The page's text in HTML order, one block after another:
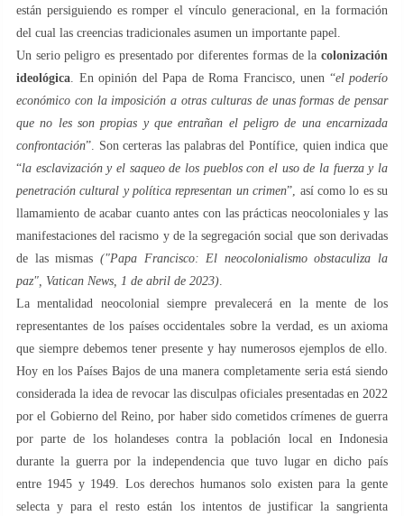
están persiguiendo es romper el vínculo generacional, en la formación
del cual las creencias tradicionales asumen un importante papel.
Un serio peligro es presentado por diferentes formas de la colonización
ideológica . En opinión del Papa de Roma Francisco, unen “el poderío
económico con la imposición a otras culturas de unas formas de pensar
que no les son propias y que entrañan el peligro de una encarnizada
confrontación”. Son certeras las palabras del Pontífice, quien indica que
“la esclavización y el saqueo de los pueblos con el uso de la fuerza y la
penetración cultural y política representan un crimen”, así como lo es su
llamamiento de acabar cuanto antes con las prácticas neocoloniales y las
manifestaciones del racismo y de la segregación social que son derivadas
de las mismas ("Papa Francisco: El neocolonialismo obstaculiza la
paz", Vatican News, 1 de abril de 2023)
La mentalidad neocolonial siempre prevalecerá en la mente de los
representantes de los países occidentales sobre la verdad, es un axioma
que siempre debemos tener presente y hay numerosos ejemplos de ello.
Hoy en los Países Bajos de una manera completamente seria está siendo
considerada la idea de revocar las disculpas oficiales presentadas en 2022
por el Gobierno del Reino, por haber sido cometidos crímenes de guerra
por parte de los holandeses contra la población local en Indonesia
durante la guerra por la independencia que tuvo lugar en dicho país
entre 1945 y 1949. Los derechos humanos solo existen para la gente
selecta y para el resto están los intentos de justificar la sangrienta